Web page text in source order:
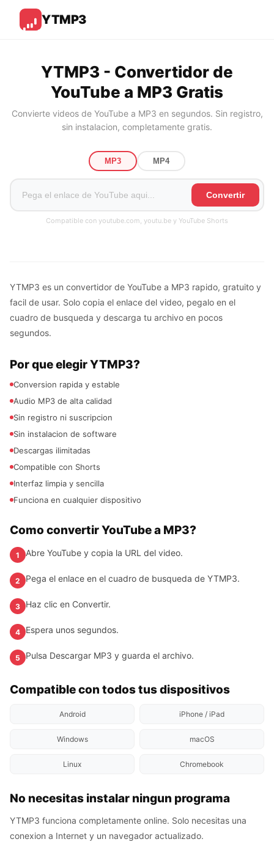
YTMP3
YTMP3 - Convertidor de
YouTube a MP3 Gratis
Convierte videos de YouTube a MP3 en segundos. Sin registro,
sin instalacion, completamente gratis.
MP3 MP4
Convertir
Compatible con youtube.com, youtu.be y YouTube Shorts
YTMP3 es un convertidor de YouTube a MP3 rapido, gratuito y
facil de usar. Solo copia el enlace del video, pegalo en el
cuadro de busqueda y descarga tu archivo en pocos
segundos.
Por que elegir YTMP3?
Conversion rapida y estable
Audio MP3 de alta calidad
Sin registro ni suscripcion
Sin instalacion de software
Descargas ilimitadas
Compatible con Shorts
Interfaz limpia y sencilla
Funciona en cualquier dispositivo
Como convertir YouTube a MP3?
1 Abre YouTube y copia la URL del video.
2 Pega el enlace en el cuadro de busqueda de YTMP3.
3 Haz clic en Convertir.
4 Espera unos segundos.
5 Pulsa Descargar MP3 y guarda el archivo.
Compatible con todos tus dispositivos
Android iPhone / iPad
Windows macOS
Linux Chromebook
No necesitas instalar ningun programa
YTMP3 funciona completamente online. Solo necesitas una
conexion a Internet y un navegador actualizado.